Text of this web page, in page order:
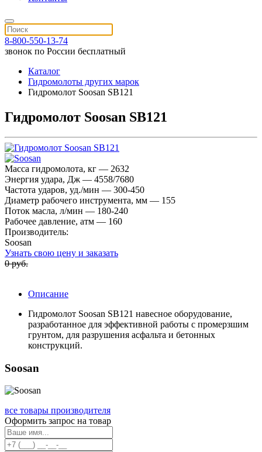
8-800-550-13-74
звонок по России бесплатный
Каталог
Гидромолоты других марок
Гидромолот Soosan SB121
Гидромолот Soosan SB121
Масса гидромолота, кг — 2632
Энергия удара, Дж — 4558/7680
Частота ударов, уд./мин — 300-450
Диаметр рабочего инструмента, мм — 155
Поток масла, л/мин — 180-240
Рабочее давление, атм — 160
Производитель:
Soosan
Узнать свою цену и заказать
0 руб.
Описание
Гидромолот Soosan SB121 навесное оборудование,
разработанное для эффективной работы с промерзшим
грунтом, для разрушения асфальта и бетонных
конструкций.
Soosan
все товары производителя
Оформить запрос на товар